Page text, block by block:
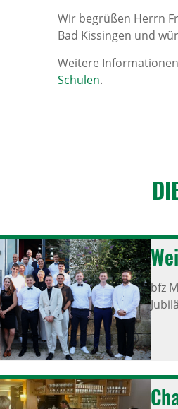
Wir begrüßen Herrn
Bad Kissingen und
Weitere
Schulen.
bfz